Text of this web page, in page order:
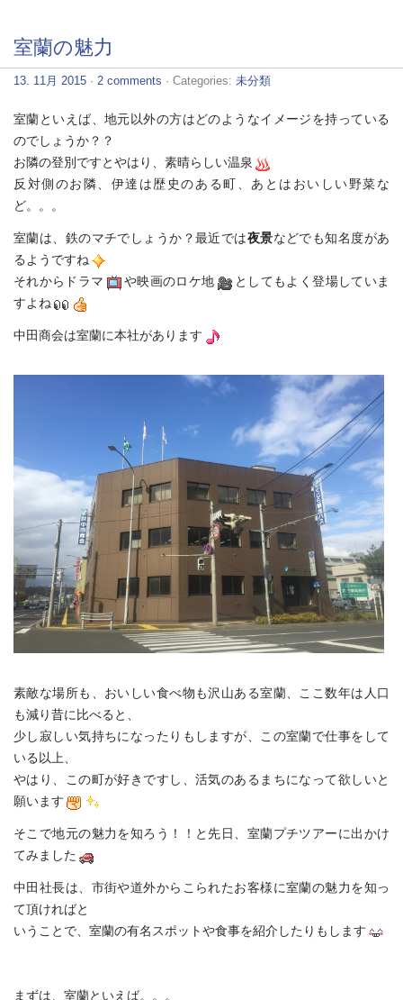
室蘭の魅力
13. 11月 2015 · 2 comments · Categories: 未分類
室蘭といえば、地元以外の方はどのようなイメージを持っている
のでしょうか？？
お隣の登別ですとやはり、素晴らしい温泉
反対側のお隣、伊達は歴史のある町、あとはおいしい野菜な
ど。。。
室蘭は、鉄のマチでしょうか？最近では夜景などでも知名度があ
るようですね
それからドラマ
や映画のロケ地
としてもよく登場していま
すよね
中田商会は室蘭に本社があります
素敵な場所も、おいしい食べ物も沢山ある室蘭、ここ数年は人口
も減り昔に比べると、
少し寂しい気持ちになったりもしますが、この室蘭で仕事をして
いる以上、
やはり、この町が好きですし、活気のあるまちになって欲しいと
願います
そこで地元の魅力を知ろう！！と先日、室蘭プチツアーに出かけ
てみました
中田社長は、市街や道外からこられたお客様に室蘭の魅力を知っ
て頂ければと
いうことで、室蘭の有名スポットや食事を紹介したりもします
まずは、室蘭といえば。。。